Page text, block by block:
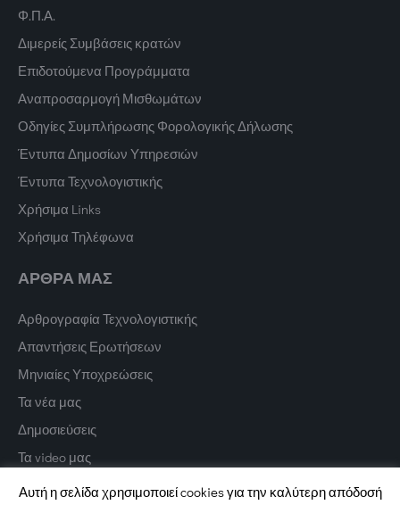
Φ.Π.Α.
Διμερείς Συμβάσεις κρατών
Επιδοτούμενα Προγράμματα
Αναπροσαρμογή Μισθωμάτων
Οδηγίες Συμπλήρωσης Φορολογικής Δήλωσης
Έντυπα Δημοσίων Υπηρεσιών
Έντυπα Τεχνολογιστικής
Χρήσιμα Links
Χρήσιμα Τηλέφωνα
ΑΡΘΡΑ ΜΑΣ
Αρθρογραφία Τεχνολογιστικής
Απαντήσεις Ερωτήσεων
Μηνιαίες Υποχρεώσεις
Τα νέα μας
Δημοσιεύσεις
Τα video μας
Αυτή η σελίδα χρησιμοποιεί cookies για την καλύτερη απόδοσή